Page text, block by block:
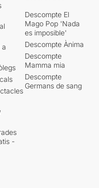
a
-
Descompte El
Mago Pop 'Nada
es imposible'
Descompte Ànima
Descompte
Mamma mia
Descompte
Germans de sang